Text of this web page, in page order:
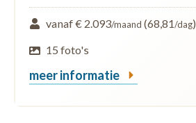
vanaf € 2.093/maand (68,81/dag)
15 foto's
meer informatie